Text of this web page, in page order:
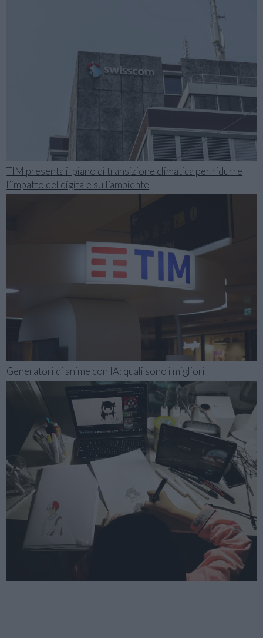
TIM presenta il piano di transizione climatica per ridurre
l’impatto del digitale sull’ambiente
Generatori di anime con IA: quali sono i migliori